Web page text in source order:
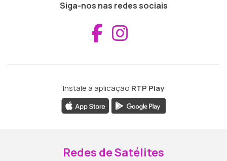
Siga-nos nas redes sociais
Aceder ao
Instale a aplicação RTP Play
Redes de Satélites